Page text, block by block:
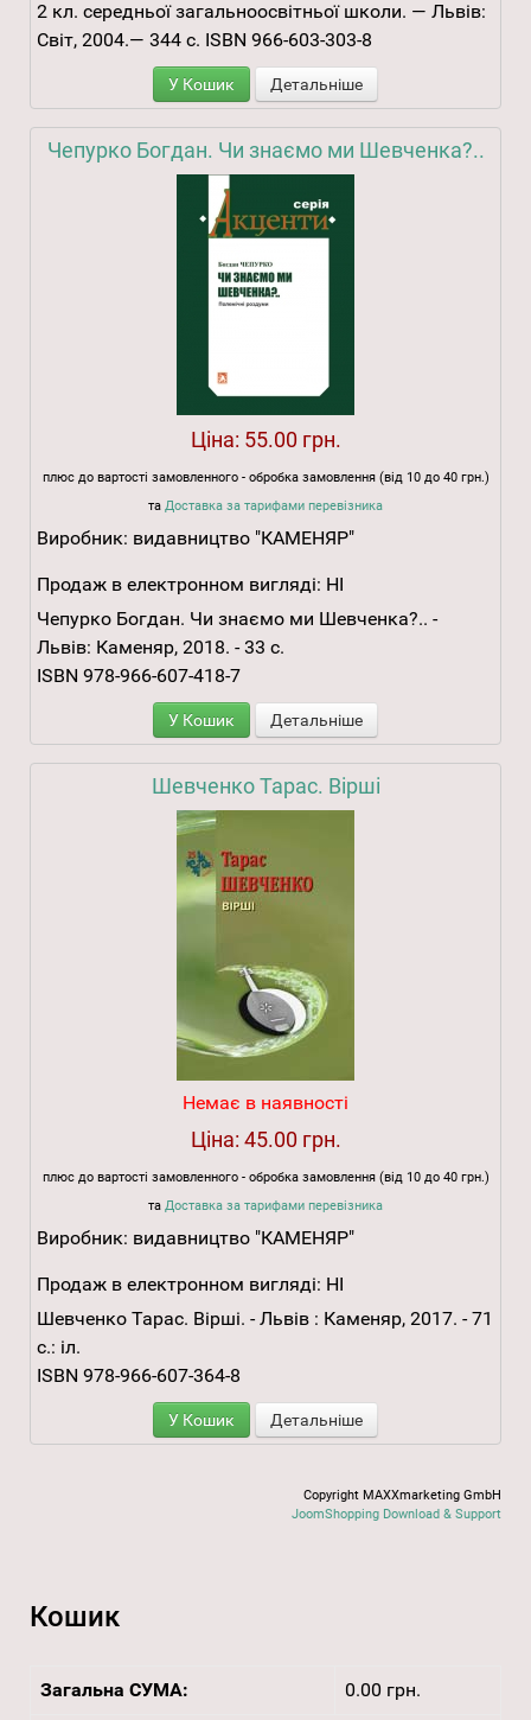
2 кл. середньої загальноосвітньої школи. — Львів:
Світ, 2004.— 344 с. ISBN 966-603-303-8
У Кошик Детальніше
Чепурко Богдан. Чи знаємо ми Шевченка?..
Ціна: 55.00 грн.
плюс до вартості замовленного - обробка замовлення (від 10 до 40 грн.)
та Доставка за тарифами перевізника
Виробник: видавництво "КАМЕНЯР"
Продаж в електронном вигляді: НІ
Чепурко Богдан. Чи знаємо ми Шевченка?.. -
Львів: Каменяр, 2018. - 33 с.
ISBN 978-966-607-418-7
У Кошик Детальніше
Шевченко Тарас. Вірші
Немає в наявності
Ціна: 45.00 грн.
плюс до вартості замовленного - обробка замовлення (від 10 до 40 грн.)
та Доставка за тарифами перевізника
Виробник: видавництво "КАМЕНЯР"
Продаж в електронном вигляді: НІ
Шевченко Тарас. Вірші. - Львів : Каменяр, 2017. - 71
с.: іл.
ISBN 978-966-607-364-8
У Кошик Детальніше
Copyright MAXXmarketing GmbH
JoomShopping Download & Support
Кошик
Загальна СУМА: 0.00 грн.